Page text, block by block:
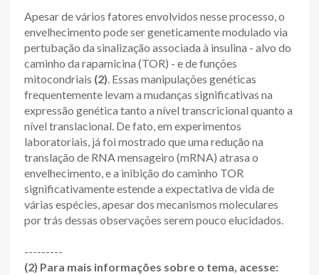
Apesar de vários fatores envolvidos nesse processo, o
envelhecimento pode ser geneticamente modulado via
pertubação da sinalização associada à insulina - alvo do
caminho da rapamicina (TOR) - e de funções
mitocondriais (2). Essas manipulações genéticas
frequentemente levam a mudanças significativas na
expressão genética tanto a nível transcricional quanto a
nível translacional. De fato, em experimentos
laboratoriais, já foi mostrado que uma redução na
translação de RNA mensageiro (mRNA) atrasa o
envelhecimento, e a inibição do caminho TOR
significativamente estende a expectativa de vida de
várias espécies, apesar dos mecanismos moleculares
por trás dessas observações serem pouco elucidados.
---------
(2) Para mais informações sobre o tema, acesse: